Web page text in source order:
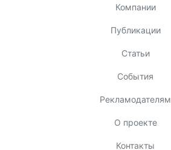
Компании
Публикации
Статьи
События
Рекламодателям
О проекте
Контакты